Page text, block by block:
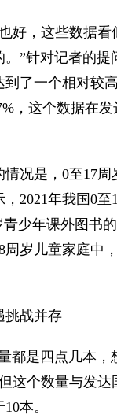
好，这些数据
”针对记者的
了一个相对较
，这个数据在
况是，0至17
2021年我国0
少年课外图书
岁儿童家庭中
挑战并存
都是四点几本
这个数量与发
本。